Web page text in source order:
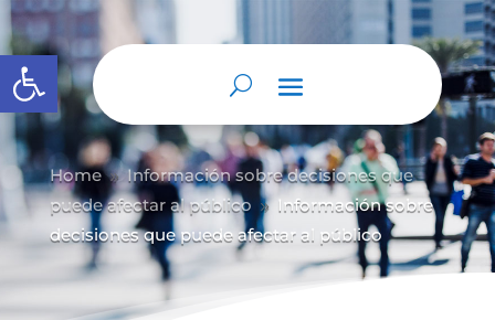
Abrir barra de herramientas
Home 9 Información sobre decisiones que
puede afectar al público 9 Información sobre
decisiones que puede afectar al público